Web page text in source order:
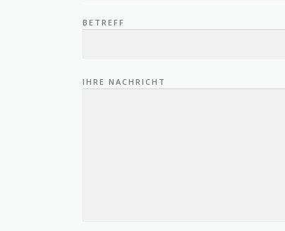
BETREFF
IHRE NACHRICHT